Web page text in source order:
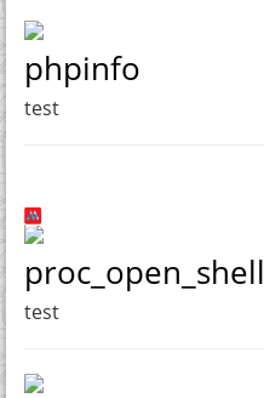
phpinfo
test
proc_open_shell
test